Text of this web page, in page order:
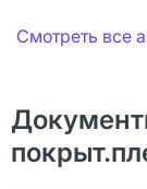
Смотреть все